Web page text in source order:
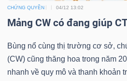
CHỨNG QUYỀN 04/12 13:02
Mảng CW có đang giúp
Bùng nổ cùng thị trường cơ sở,
(CW) cũng thăng hoa trong năm
nhanh về quy mô và thanh khoản
PHIẾU
CÔNG
CỤ
ĐẦU